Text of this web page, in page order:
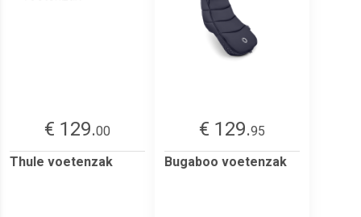
€ 129.00
Thule voetenzak
€ 129.95
Bugaboo voetenzak